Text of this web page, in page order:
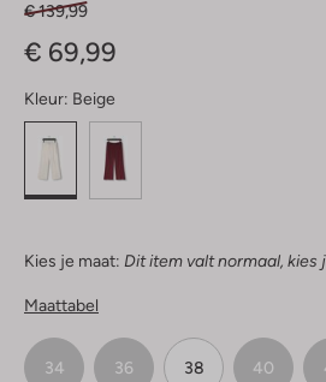
€ 139,99
€ 69,99
Kleur: Beige
Kies je maat: Dit item valt normaal, kies
Maattabel
34 36 38 40